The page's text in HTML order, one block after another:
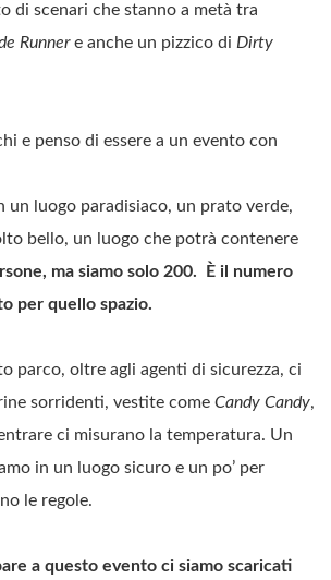
di scenari che stanno a metà tra
Runnere anche un pizzico di Dirty
e penso di essere a un evento con
un luogo paradisiaco, un prato verde,
bello, un luogo che potrà contenere
ma siamo solo 200. È il numero
per quello spazio.
parco, oltre agli agenti di sicurezza, ci
sorridenti, vestite come Candy Candy,
ci misurano la temperatura. Un
in un luogo sicuro e un po’ per
le regole.
a questo evento ci siamo scaricati